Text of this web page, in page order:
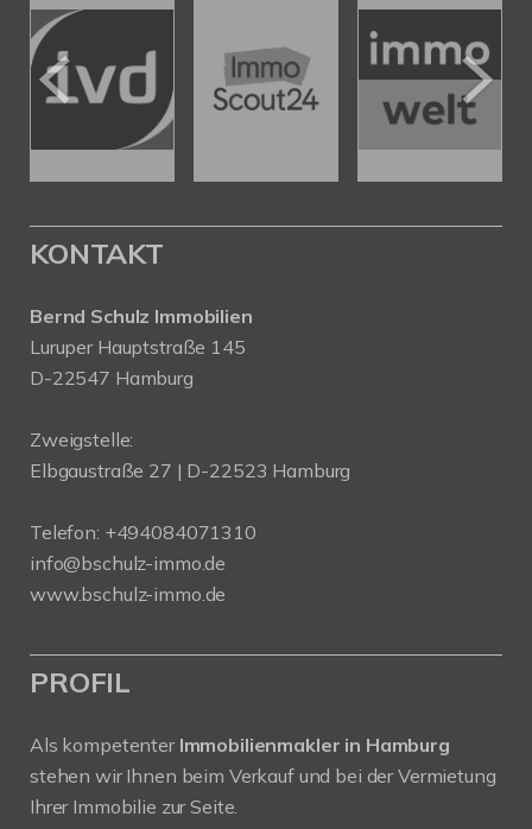
KONTAKT
Bernd Schulz Immobilien
Luruper Hauptstraße 145
D-22547 Hamburg
Zweigstelle:
Elbgaustraße 27 | D-22523 Hamburg
Telefon: +494084071310
info@bschulz-immo.de
www.bschulz-immo.de
PROFIL
Als kompetenter Immobilienmakler in Hamburg
stehen wir Ihnen beim Verkauf und bei der Vermietung
Ihrer Immobilie zur Seite.